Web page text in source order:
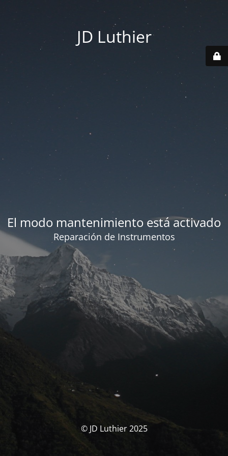
JD Luthier
El modo mantenimiento está activado
Reparación de Instrumentos
© JD Luthier 2025